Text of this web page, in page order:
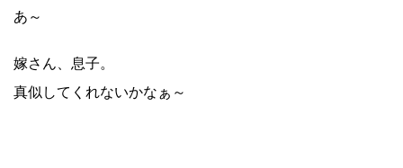
あ～
嫁さん、息子。
真似してくれないかなぁ～